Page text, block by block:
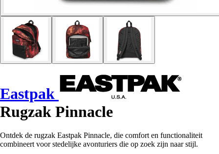
Eastpak
Rugzak Pinnacle
Ontdek de rugzak Eastpak Pinnacle, die comfort en functionaliteit
combineert voor stedelijke avonturiers die op zoek zijn naar stijl.